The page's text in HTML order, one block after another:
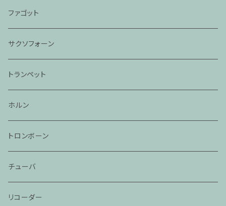
ファゴット
サクソフォーン
トランペット
ホルン
トロンボーン
チューバ
リコーダー